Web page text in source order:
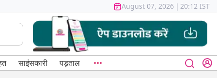
August 07, 2026 | 20:12 IST
साइंसकारी पड़ताल